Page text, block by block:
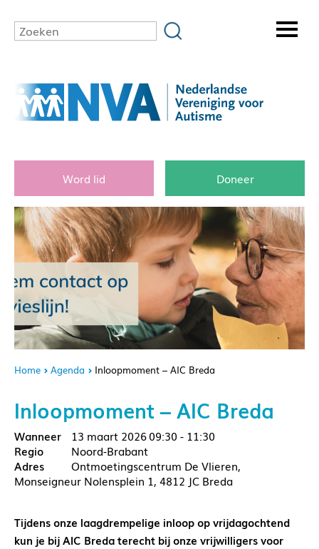
Word lid Doneer
Home Agenda Inloopmoment – AIC Breda
Inloopmoment – AIC Breda
13 maart 202609:30 - 11:30
Noord-Brabant
Ontmoetingscentrum De Vlieren,
Monseigneur Nolensplein 1, 4812 JC Breda
Tijdens onze laagdrempelige inloop op vrijdagochtend
kun je bij AIC Breda terecht bij onze vrijwilligers voor